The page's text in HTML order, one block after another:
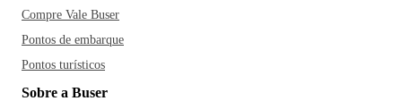
Compre Vale Buser
Pontos de embarque
Pontos turísticos
Sobre a Buser